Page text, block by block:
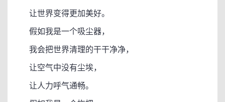
让世界变得更加美好。
假如我是一个吸尘器，
我会把世界清理的干干净净，
让空气中没有尘埃，
让人力呼气通畅。